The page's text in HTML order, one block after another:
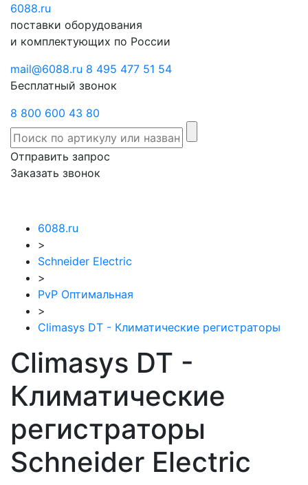
6088.ru
поставки оборудования
и комплектующих по России
mail@6088.ru 8 495 477 51 54
Бесплатный звонок
8 800 600 43 80
Отправить запрос
Заказать звонок
6088.ru
>
Schneider Electric
>
PvP Оптимальная
>
Climasys DT - Климатические регистраторы
Climasys DT -
Климатические
регистраторы
Schneider Electric
Отправить
запрос
звонок